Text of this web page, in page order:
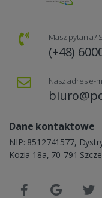
Masz pytania?
(+48)
Nasz adres e-
Dane kontaktowe
NIP: 8512741577,
Kozia 18a, 70-791